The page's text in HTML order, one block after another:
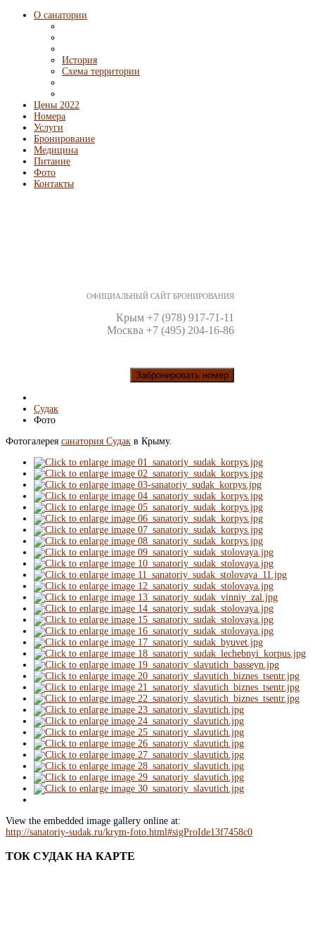
О санатории
История
Схема территории
Цены 2022
Номера
Услуги
Бронирование
Медицина
Питание
Фото
Контакты
ОФИЦИАЛЬНЫЙ САЙТ БРОНИРОВАНИЯ
Крым +7 (978) 917-71-11
Москва +7 (495) 204-16-86
Забронировать номер
Судак
Фото
Фотогалерея санатория Судак в Крыму.
View the embedded image gallery online at:
http://sanatoriy-sudak.ru/krym-foto.html#sigProIde13f7458c0
ТОК СУДАК НА КАРТЕ